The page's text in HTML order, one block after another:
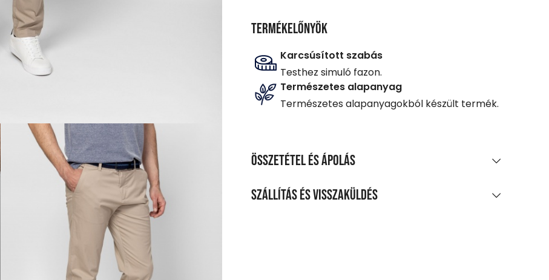
Termékelőnyök
Karcsúsított szabás
Testhez simuló fazon.
Természetes alapanyag
Természetes alapanyagokból készült termék.
Összetétel és ápolás
ANYAGÖSSZETÉTEL
Szállítás és visszaküldés